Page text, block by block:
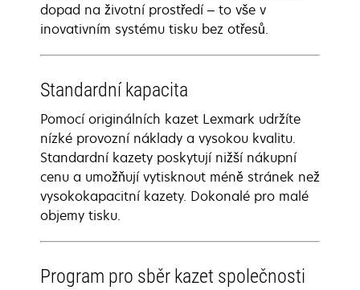
dopad na životní prostředí – to vše v
inovativním systému tisku bez otřesů.
Standardní kapacita
Pomocí originálních kazet Lexmark udržíte
nízké provozní náklady a vysokou kvalitu.
Standardní kazety poskytují nižší nákupní
cenu a umožňují vytisknout méně stránek než
vysokokapacitní kazety. Dokonalé pro malé
objemy tisku.
Program pro sběr kazet společnosti